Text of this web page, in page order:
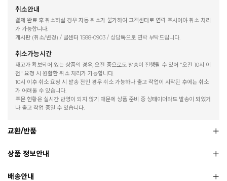
취소안내
결제 완료 후 취소하실 경우 자동 취소가 불가하여 고객센터로 연락 주시어야 취소 처리
가 가능합니다.
게시판 (취소/변경) / 콜센터 1588-0903 / 상담톡으로 연락 부탁드립니다.
취소가능시간
재고가 확보되어 있는 상품의 경우, 오전 중으로도 발송이 진행될 수 있어 "오전 10시 이
전" 요청 시 원활한 취소 처리가 가능합니다.
10시 이후 취소 요청 시 발송 전인 경우 취소 가능하나 출고 작업이 시작된 후에는 취소
가 어려울 수 있습니다.
주문 현황은 실시간 반영이 되지 않기 때문에 상품 준비 중 상태이더라도 발송이 되었거
나 출고 작업 중일 수 있습니다.
교환/반품
상품 정보안내
배송안내